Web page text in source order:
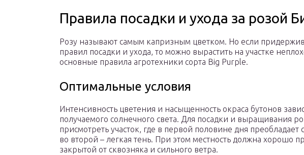
Правила посадки и ухода за розой
Розу называют самым капризным цветком. Но если
правил посадки и ухода, то можно вырастить на участке
основные правила агротехники сорта Big Purple.
Оптимальные условия
Интенсивность цветения и насыщенность окраса бутонов
получаемого солнечного света. Для посадки и выращивания
присмотреть участок, где в первой половине дня
во второй – легкая тень. При этом местность должна хорошо
закрытой от сквозняка и сильного ветра.